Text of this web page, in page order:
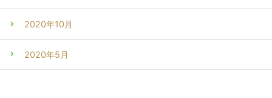
2020年10月
2020年5月